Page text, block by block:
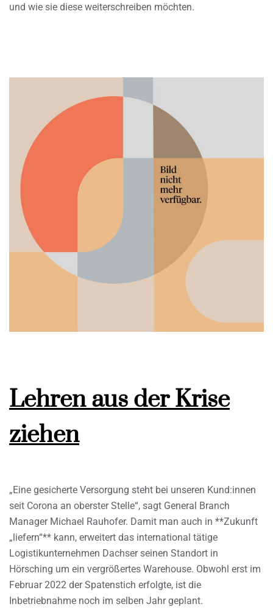
und wie sie diese weiterschreiben möchten.
Lehren aus der Krise
ziehen
„Eine gesicherte Versorgung steht bei unseren Kund:innen
seit Corona an oberster Stelle“, sagt General Branch
Manager Michael Rauhofer. Damit man auch in **Zukunft
„liefern“** kann, erweitert das international tätige
Logistikunternehmen Dachser seinen Standort in
Hörsching um ein vergrößertes Warehouse. Obwohl erst im
Februar 2022 der Spatenstich erfolgte, ist die
Inbetriebnahme noch im selben Jahr geplant.